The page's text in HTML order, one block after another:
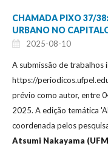
CHAMADA PIXO 37/
URBANO NO
2025-08-10
A submissão de trabalhos
https://
prévio como autor, entre
2025. A edição temática
coordenada pelos
Atsumi Nakayama